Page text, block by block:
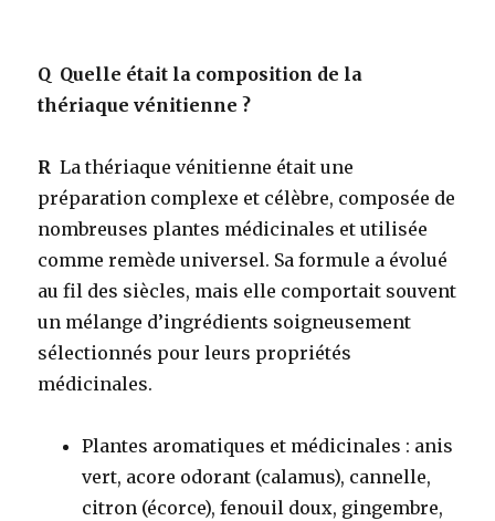
Q Quelle était la composition de la
thériaque vénitienne ?
RLa thériaque vénitienne était une
préparation complexe et célèbre, composée de
nombreuses plantes médicinales et utilisée
comme remède universel. Sa formule a évolué
au fil des siècles, mais elle comportait souvent
un mélange d’ingrédients soigneusement
sélectionnés pour leurs propriétés
médicinales.
Plantes aromatiques et médicinales : anis
vert, acore odorant (calamus), cannelle,
citron (écorce), fenouil doux, gingembre,